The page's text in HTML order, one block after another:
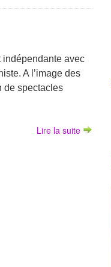
indépendante avec
A l’image des
de spectacles
Lire la suite